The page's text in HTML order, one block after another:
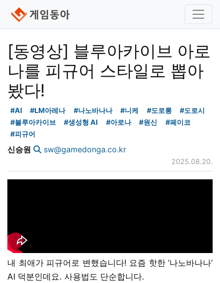
[동영상] 블루아카이브 아로
나를 피규어 스타일로 뽑아
봤다!
#AI #LM아레나 #나노바나나 #니케 #도로롱
#도로시
#블루아카이브
#생성형 AI #아로나 #원신
#페이코
#피규어
신승원 sw@gamedonga.co.kr
2025.08.20.
내 최애가 피규어로 변했습니다! 요즘 핫한 ‘나노바나나’
AI 덕분인데요. 사용법도 단순합니다.